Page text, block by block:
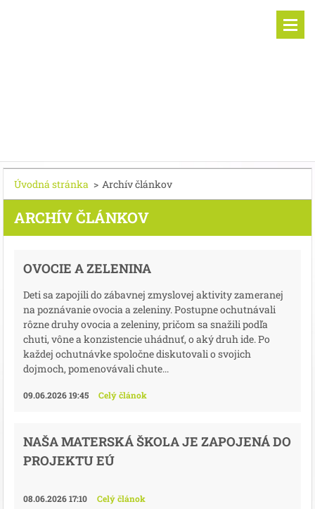
Úvodná stránka > Archív článkov
ARCHÍV ČLÁNKOV
OVOCIE A ZELENINA
Deti sa zapojili do zábavnej zmyslovej aktivity zameranej
na poznávanie ovocia a zeleniny. Postupne ochutnávali
rôzne druhy ovocia a zeleniny, pričom sa snažili podľa
chuti, vône a konzistencie uhádnuť, o aký druh ide. Po
každej ochutnávke spoločne diskutovali o svojich
dojmoch, pomenovávali chute...
09.06.2026 19:45 Celý článok
NAŠA MATERSKÁ ŠKOLA JE ZAPOJENÁ DO
PROJEKTU EÚ
08.06.2026 17:10 Celý článok